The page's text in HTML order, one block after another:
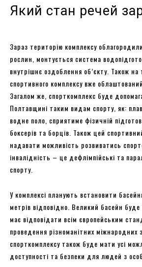
Який стан речей
Зараз територію комплексу
рослин, монтується система
внутрішнє оздоблення об’єкту. Також на
спортивного комплексу вже
Загалом же, спорткомплекс буде
Полтавщині таким видам спорту, як:
водне поло, сприятиме фізичній
боксерів та борців. Також цей
надавати можливість розвиватись
інвалідність – це дефлімпійські та
спорту.
У комплексі планують встановити
метрів відповідно. Великий басейн буде
має відповідати всім європейським
проведення різноманітних міжнародних
спорткомплексу також буде мати усі
доступності та безпеки для людей з